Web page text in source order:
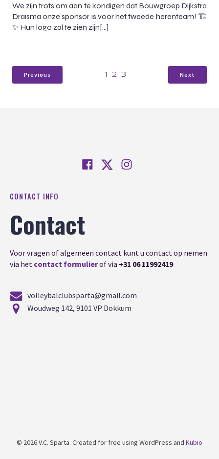
We zijn trots om aan te kondigen dat Bouwgroep Dijkstra
Draisma onze sponsor is voor het tweede herenteam! 🏗️
✨ Hun logo zal te zien zijn[…]
Previous 1 2 3 Next
CONTACT INFO
Contact
Voor vragen of algemeen contact kunt u contact op nemen
via het contact formulierof via +31 06 11992419
volleybalclubsparta@gmail.com
Woudweg 142, 9101 VP Dokkum
© 2026 V.C. Sparta. Created for free using WordPress and Kubio